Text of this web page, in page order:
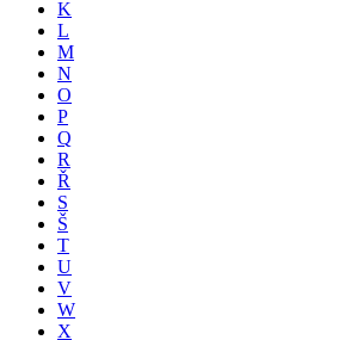
K
L
M
N
O
P
Q
R
Ř
S
Š
T
U
V
W
X